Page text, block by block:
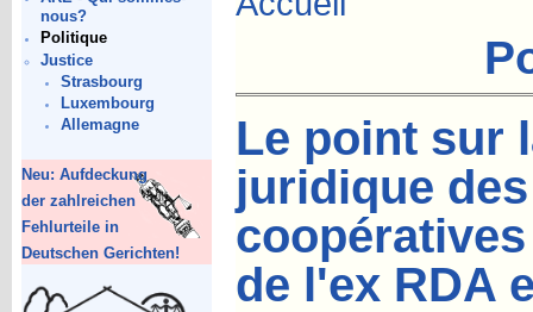
nous?
Politique
Justice
Strasbourg
Luxembourg
Allemagne
Neu: Aufdeckung
der zahlreichen
Fehlurteile in
Deutschen Gerichten!
Le point sur
juridique
de l'ex RDA